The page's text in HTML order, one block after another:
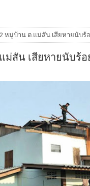
หมู่บ้าน ต.แม่สัน เสียหายนับร้
สัน เสียหายนับร้อ